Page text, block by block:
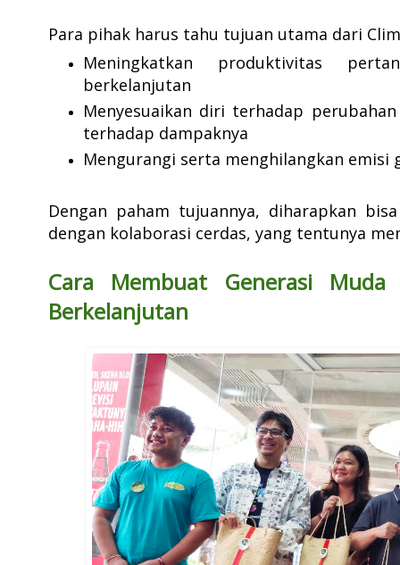
Para pihak harus tahu tujuan utama dari
Meningkatkan produktivitas
berkelanjutan
Menyesuaikan diri terhadap
terhadap dampaknya
Mengurangi serta menghilangkan emisi
Dengan paham tujuannya, diharapkan
dengan kolaborasi cerdas, yang tentunya
Cara Membuat Generasi
Berkelanjutan